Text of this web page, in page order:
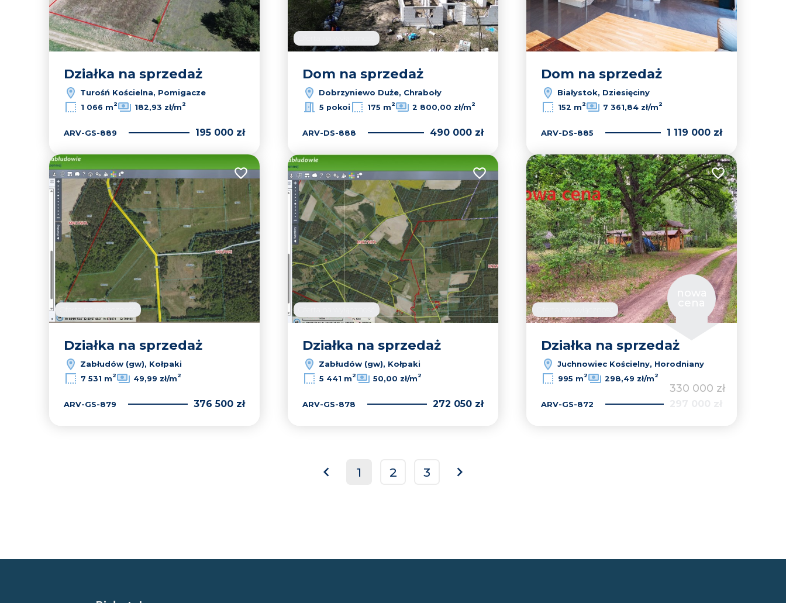
Działka na sprzedaż
Turośń Kościelna, Pomigacze
1 066 m2 182,93 zł/m2
ARV-GS-889 195 000 zł
Dom na sprzedaż
Dobrzyniewo Duże, Chraboły
5 pokoi 175 m2 2 800,00 zł/m2
ARV-DS-888 490 000 zł
Dom na sprzedaż
Białystok, Dziesięciny
152 m2 7 361,84 zł/m2
ARV-DS-885 1 119 000 zł
Dodaj do ulubionych
Działka na sprzedaż
Zabłudów (gw), Kołpaki
7 531 m2 49,99 zł/m2
ARV-GS-879 376 500 zł
Dodaj do ulubionych
Działka na sprzedaż
Zabłudów (gw), Kołpaki
5 441 m2 50,00 zł/m2
ARV-GS-878 272 050 zł
Dodaj do
Działka na sprzedaż
Juchnowiec Kościelny, Horodniany
995 m2 298,49 zł/m2
330 000 zł
ARV-GS-872
prev
1 2 3
next